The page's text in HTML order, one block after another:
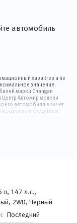
автомобиль
характер и не
значение.
марки Changan
Центр Автомир модели
автомобиля в зачет
кредитных
Подробности акции
до 31.12.2026 г.
л, 147 л.с.,
2WD, Чёрный
Последний